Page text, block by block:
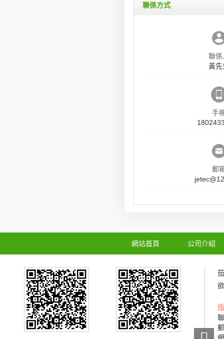
聯係方式
聯係
黃先
手
郵
網站首頁 公司介紹